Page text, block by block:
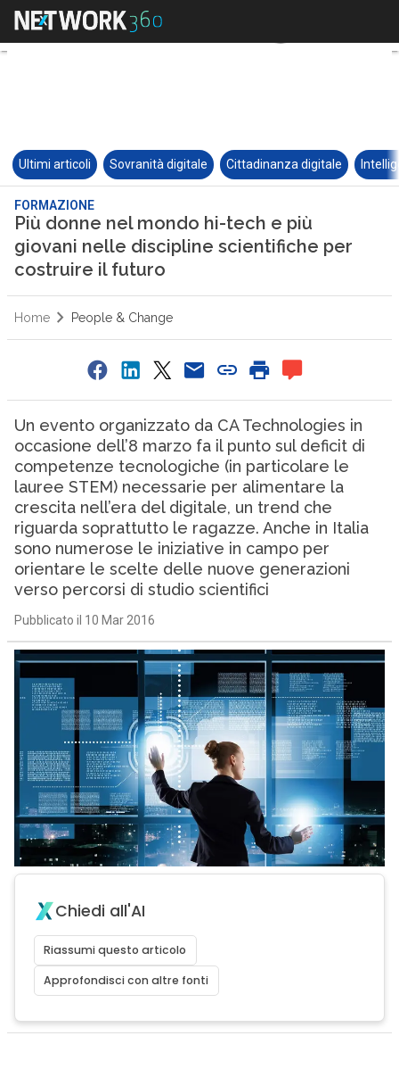
Ultimi articoli Sovranità digitale Cittadinanza digitale
FORMAZIONE
Più donne nel mondo hi-tech e più
giovani nelle discipline scientifiche per
costruire il futuro
Home People & Change
Un evento organizzato da CA Technologies in
occasione dell’8 marzo fa il punto sul deficit di
competenze tecnologiche (in particolare le
lauree STEM) necessarie per alimentare la
crescita nell’era del digitale, un trend che
riguarda soprattutto le ragazze. Anche in Italia
sono numerose le iniziative in campo per
orientare le scelte delle nuove generazioni
verso percorsi di studio scientifici
Pubblicato il 10 Mar 2016
Chiedi all'AI
Riassumi questo articolo
Approfondisci con altre fonti